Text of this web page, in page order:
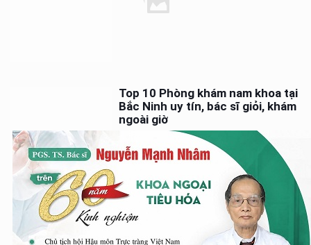
Top 10 Phòng khám nam khoa tại
Bắc Ninh uy tín, bác sĩ giỏi, khám
ngoài giờ
Top 10 Phòng khám hậu môn